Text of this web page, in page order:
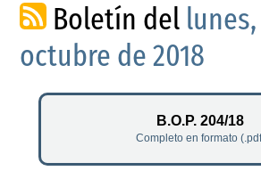
Boletín del
octubre de 2018
B.O.P. 204/18
Completo en formato